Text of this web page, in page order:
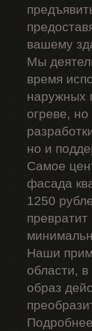
вашему
Мы
время
наружных
огреве,
но и
Самое
фасада
1250
Наши
области,
образ